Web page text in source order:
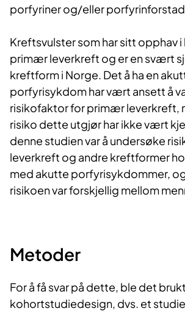
porfyriner og/eller
Kreftsvulster som har sitt opphav i
primær leverkreft og er en svært
kreftform i Norge. Det å ha en
porfyrisykdom har vært ansett å
risikofaktor for primær leverkreft,
risiko dette utgjør har ikke vært
denne studien var å undersøke
leverkreft og andre kreftformer
med akutte porfyrisykdommer,
risikoen var forskjellig mellom
Metoder
For å få svar på dette, ble det
kohortstudiedesign, dvs. et